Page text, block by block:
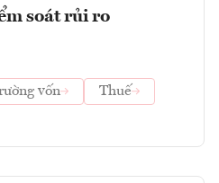
soát rủi ro
vốn
Thuế